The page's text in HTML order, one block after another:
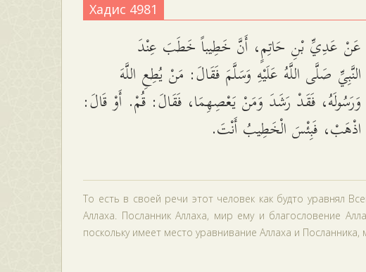
Хадис 4981
عَنْ عَدِيِّ بْنِ حَاتِمٍ، أَنَّ خَطِيباً خَطَبَ عِنْدَ
النَّبِيِّ صَلَّى اللَّهُ عَلَيْهِ وَسَلَّمَ فَقَالَ: مَنْ يُطِعِ اللَّهَ
وَرَسُولَهُ، فَقَدْ رَشَدَ وَمَنْ يَعْصِهِمَا، فَقَالَ: قُمْ. أَوْ قَالَ:
اذْهَبْ، فَبِئْسَ الْخَطِيبُ أَنْتَ.
То есть в своей речи этот человек как будто уравнял
Аллаха. Посланник Аллаха, мир ему и благословение
поскольку имеет место уравнивание Аллаха и